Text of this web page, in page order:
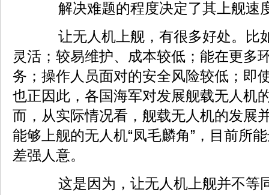
解决难题的程度决定了其上舰速
让无人机上舰，有很多好处。比
灵活；较易维护、成本较低；能在更多
务；操作人员面对的安全风险较低；即
也正因此，各国海军对发展舰载无人机
而，从实际情况看，舰载无人机的发展
能够上舰的无人机“凤毛麟角”，目前所
差强人意。
这是因为，让无人机上舰并不等